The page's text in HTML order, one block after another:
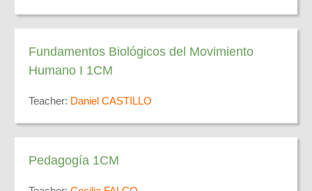
Fundamentos Biológicos del Movimiento
Humano I 1CM
Teacher: Daniel CASTILLO
Pedagogía 1CM